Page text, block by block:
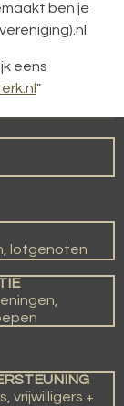
ben je
eens
"
lotgenoten
vrijwilligers +